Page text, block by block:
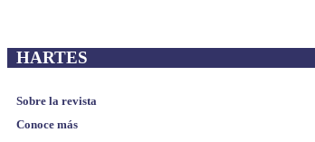
HARTES
Sobre la revista
Conoce más